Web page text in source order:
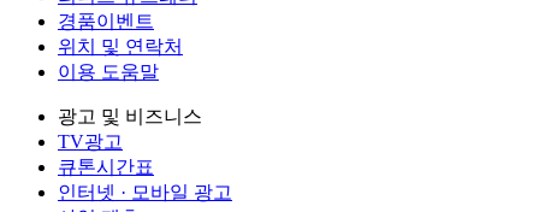
경품이벤트
위치 및 연락처
이용 도움말
광고 및 비즈니스
TV광고
큐톤시간표
인터넷 · 모바일 광고